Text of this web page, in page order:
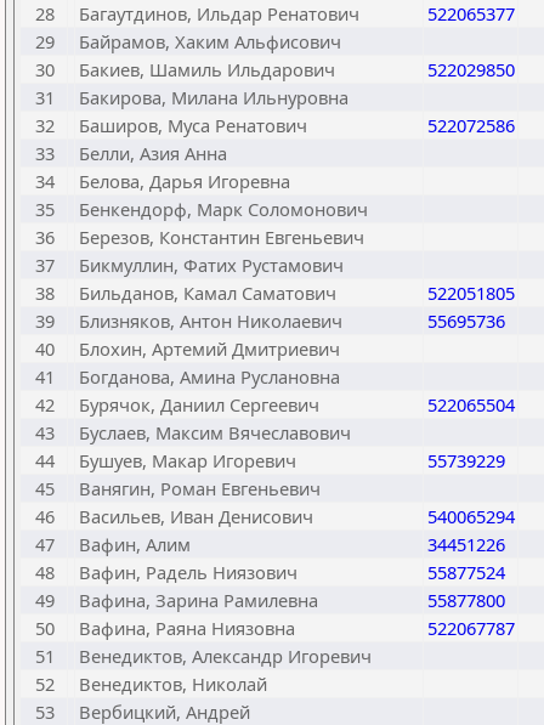
28
Багаутдинов, Ильдар Ренатович
522065377
29
Байрамов, Хаким Альфисович
30
Бакиев, Шамиль Ильдарович
522029850
31
Бакирова, Милана Ильнуровна
32
Баширов, Муса Ренатович
522072586
33
Белли, Азия Анна
34
Белова, Дарья Игоревна
35
Бенкендорф, Марк Соломонович
36
Березов, Константин Евгеньевич
37
Бикмуллин, Фатих Рустамович
38
Бильданов, Камал Саматович
522051805
39
Близняков, Антон Николаевич
55695736
40
Блохин, Артемий Дмитриевич
41
Богданова, Амина Руслановна
42
Бурячок, Даниил Сергеевич
522065504
43
Буслаев, Максим Вячеславович
44
Бушуев, Макар Игоревич
55739229
45
Ванягин, Роман Евгеньевич
46
Васильев, Иван Денисович
540065294
47
Вафин, Алим
34451226
48
Вафин, Радель Ниязович
55877524
49
Вафина, Зарина Рамилевна
55877800
50
Вафина, Раяна Ниязовна
522067787
51
Венедиктов, Александр Игоревич
52
Венедиктов, Николай
53
Вербицкий, Андрей